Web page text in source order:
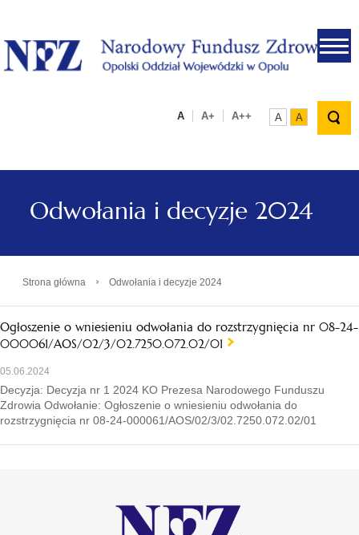
.
A A+ A++ A A
Odwołania i decyzje 2024
Strona główna › Odwołania i decyzje 2024
Ogłoszenie o wniesieniu odwołania do rozstrzygnięcia nr 08-24-
000061/AOS/02/3/02.7250.072.02/01
05.06.2024
Decyzja: Decyzja nr 1 2024 KO Prezesa Narodowego Funduszu
Zdrowia Odwołanie: Ogłoszenie o wniesieniu odwołania do
rozstrzygnięcia nr 08-24-000061/AOS/02/3/02.7250.072.02/01